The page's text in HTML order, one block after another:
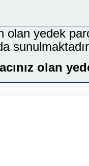
olan yedek
olan